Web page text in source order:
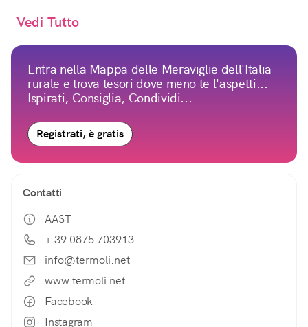
Vedi Tutto
Entra nella Mappa delle Meraviglie dell'Italia
rurale e trova tesori dove meno te l'aspetti...
Ispirati, Consiglia, Condividi...
Registrati, è gratis
Contatti
AAST
+ 39 0875 703913
info@termoli.net
www.termoli.net
Facebook
Instagram